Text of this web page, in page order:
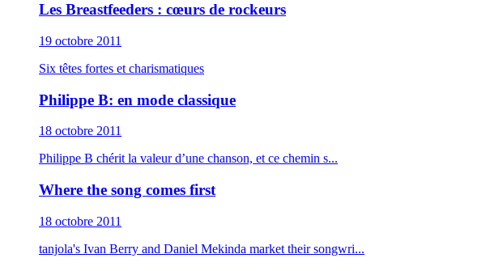
Les Breastfeeders : cœurs de rockeurs
19 octobre 2011
Six têtes fortes et charismatiques
Philippe B: en mode classique
18 octobre 2011
Philippe B chérit la valeur d’une chanson, et ce chemin s...
Where the song comes first
18 octobre 2011
tanjola's Ivan Berry and Daniel Mekinda market their songwri...